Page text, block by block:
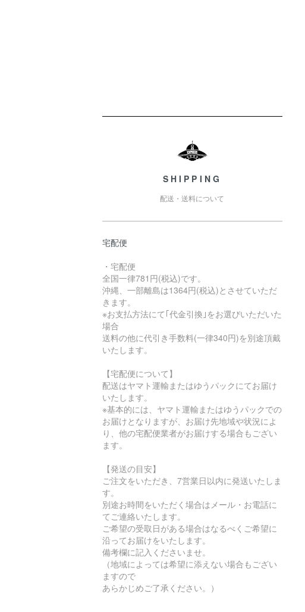
SHIPPING
配送・送料について
宅配便
・宅配便
全国一律781円(税込)です。
沖縄、一部離島は1364円(税込)とさせていただ
きます。
※お支払方法にて｢代金引換｣をお選びいただいた
場合
送料の他に代引き手数料(一律340円)を別途頂戴
いたします。
【宅配便について】
配送はヤマト運輸またはゆうパックにてお届け
いたします。
※基本的には、ヤマト運輸またはゆうパックでの
お届けとなりますが、お届け先地域や状況によ
り、他の宅配便業者がお届けする場合もござい
ます。
【発送の目安】
ご注文をいただき、7営業日以内に発送いたしま
す。
別途お時間をいただく場合はメール・お電話に
てご連絡いたします。
ご希望の受取日がある場合はなるべくご希望に
沿ってお届けをいたします。
備考欄に記入くださいませ。
（地域によっては希望に添えない場合もござい
ますので
あらかじめご了承ください。）